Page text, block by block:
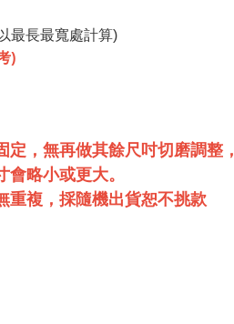
最長最寬處計算)
)
，無再做其餘尺吋切磨調整，
略小或更大。
重複，採隨機出貨恕不挑款